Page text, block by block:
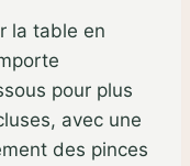
la table en
pour plus
avec une
des pinces